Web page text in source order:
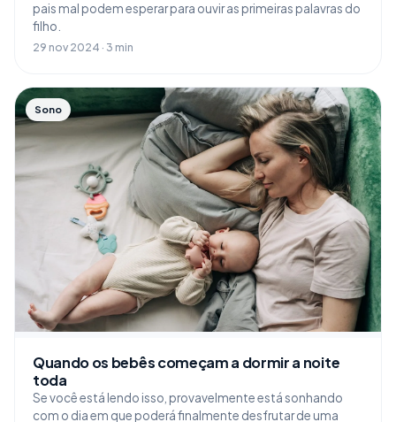
pais mal podem esperar para ouvir as primeiras palavras do
filho.
29 nov 2024 · 3 min
Sono
Quando os bebês começam a dormir a noite
toda
Se você está lendo isso, provavelmente está sonhando
com o dia em que poderá finalmente desfrutar de uma